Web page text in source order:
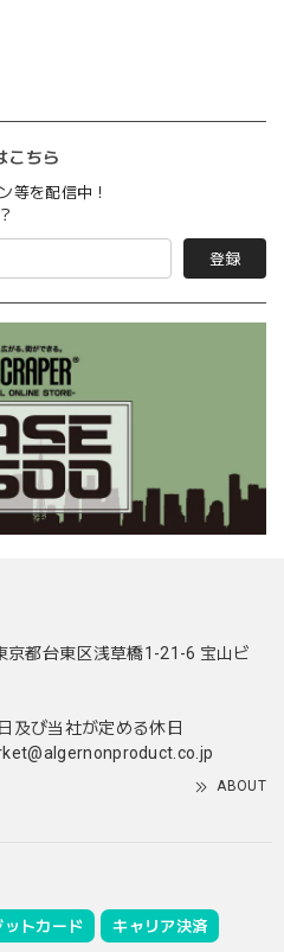
こちら
等を配信中！
登録
京都台東区浅草橋1-21-6 宝山ビ
及び当社が定める休日
ABOUT
ットカード キャリア決済